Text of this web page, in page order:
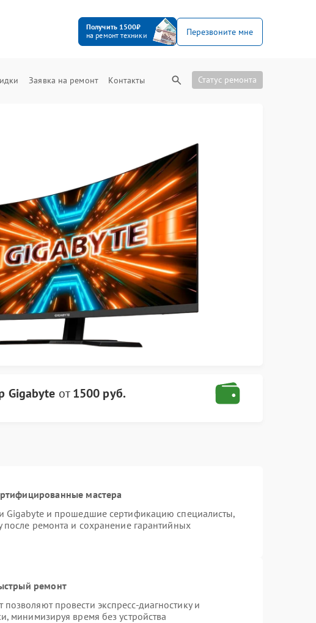
Получить 1500₽
на ремонт техники
Перезвоните мне
Заявка на ремонт Контакты Статус ремонта
Gigabyte от1500 руб.
мастера
Gigabyte и прошедшие сертификацию специалисты,
после ремонта и сохранение гарантийных
ремонт
провести экспресс-диагностику и
минимизируя время без устройства